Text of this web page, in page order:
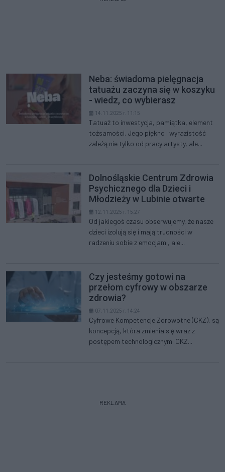
Neba: świadoma pielęgnacja
tatuażu zaczyna się w koszyku
- wiedz, co wybierasz
14.11.2025 r. 11:15
Tatuaż to inwestycja, pamiątka, element
tożsamości. Jego piękno i wyrazistość
zależą nie tylko od pracy artysty, ale...
Dolnośląskie Centrum Zdrowia
Psychicznego dla Dzieci i
Młodzieży w Lubinie otwarte
12.11.2025 r. 15:27
Od jakiegoś czasu obserwujemy, że nasze
dzieci izolują się i mają trudności w
radzeniu sobie z emocjami, ale...
Czy jesteśmy gotowi na
przełom cyfrowy w obszarze
zdrowia?
07.11.2025 r. 14:24
Cyfrowe Kompetencje Zdrowotne (CKZ), są
koncepcją, która zmienia się wraz z
postępem technologicznym. CKZ...
REKLAMA